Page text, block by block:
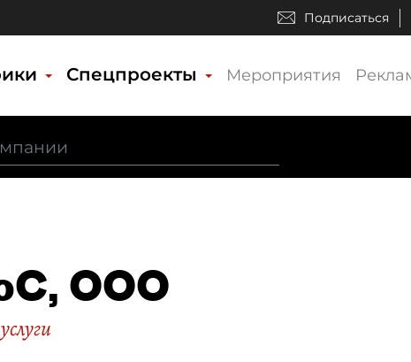
Подписаться
Спецпроекты Мероприятия
ООО